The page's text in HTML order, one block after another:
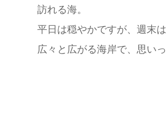
訪れる海。
平日は穏やかですが、週末
広々と広がる海岸で、思い